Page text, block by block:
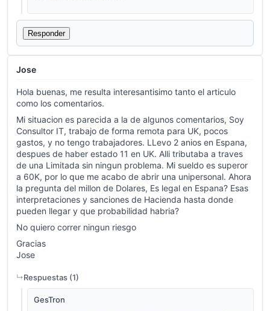
Responder
Jose
Hola buenas, me resulta interesantisimo tanto el articulo
como los comentarios.
Mi situacion es parecida a la de algunos comentarios, Soy
Consultor IT, trabajo de forma remota para UK, pocos
gastos, y no tengo trabajadores. LLevo 2 anios en Espana,
despues de haber estado 11 en UK. Alli tributaba a traves
de una Limitada sin ningun problema. Mi sueldo es superor
a 60K, por lo que me acabo de abrir una unipersonal. Ahora
la pregunta del millon de Dolares, Es legal en Espana? Esas
interpretaciones y sanciones de Hacienda hasta donde
pueden llegar y que probabilidad habria?
No quiero correr ningun riesgo
Gracias
Jose
Respuestas (1)
GesTron